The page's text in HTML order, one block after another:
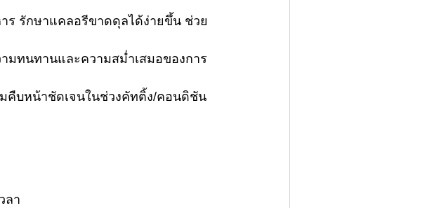
ร รักษาแคลอรีขาดดุลได้ง่ายขึ้น ช่วย
มทนทานและความสม่ำเสมอของการ
คืบหน้าชัดเจนในช่วงคัทติ้ง/คอนดิชัน
ลา